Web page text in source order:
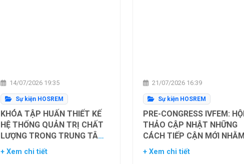
14/07/2026 19:35
Sự kiện HOSREM
KHÓA TẬP HUẤN THIẾT KẾ
HỆ THỐNG QUẢN TRỊ CHẤT
LƯỢNG TRONG TRUNG TÂM
THỤ TINH TRONG ỐNG
+ Xem chi tiết
21/07/2026 16:39
Sự kiện HOSREM
PRE-CONGRESS IVFEM: HỘI
THẢO CẬP NHẬT NHỮNG
CÁCH TIẾP CẬN MỚI NHẰM
TỐI ƯU HÓA TỶ LỆ THÀNH
+ Xem chi tiết